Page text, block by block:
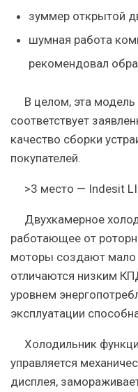
зуммер открытой
шумная работа
рекомендовал
В целом, эта
соответствует
качество сборки
покупателей.
>3 место — Indesit
Двухкамерное
работающее от
моторы создают мало
отличаются низким
уровнем
эксплуатации
Холодильник
управляется
дисплея,